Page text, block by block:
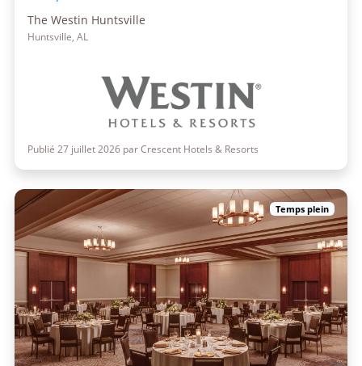
The Westin Huntsville
Huntsville, AL
Publié 27 juillet 2026 par Crescent Hotels & Resorts
Temps plein